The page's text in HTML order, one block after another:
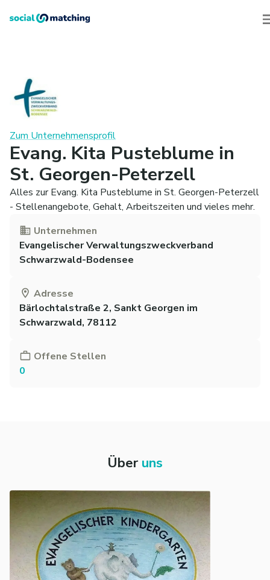
Zum Unternehmensprofil
Evang. Kita Pusteblume in
St. Georgen-Peterzell
Alles zur Evang. Kita Pusteblume in St. Georgen-Peterzell
- Stellenangebote, Gehalt, Arbeitszeiten und vieles mehr.
Unternehmen
Evangelischer Verwaltungszweckverband
Schwarzwald-Bodensee
Adresse
Bärlochtalstraße 2, Sankt Georgen im
Schwarzwald, 78112
Offene Stellen
0
Über uns